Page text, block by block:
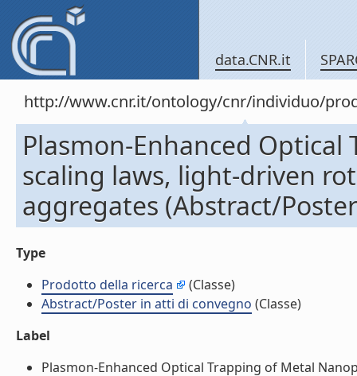
data.CNR.it
http://www.cnr.it/ontology/cnr/individuo/
Plasmon-Enhanced
scaling laws, light-driven
aggregates (Abstract/
Type
Prodotto della ricerca
(Classe)
Abstract/Poster in atti di convegno (Classe)
Label
Plasmon-Enhanced Optical Trapping of Metal